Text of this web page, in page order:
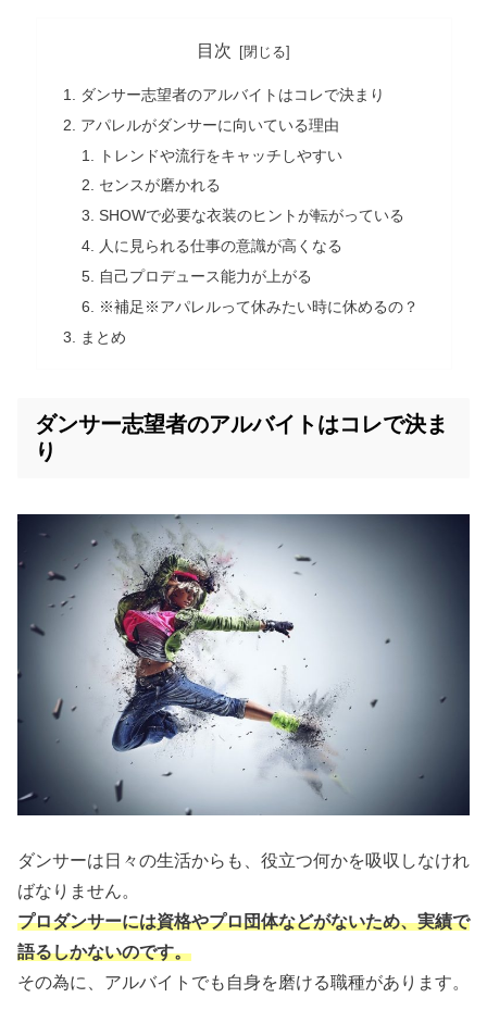
目次
ダンサー志望者のアルバイトはコレで決まり
アパレルがダンサーに向いている理由
トレンドや流行をキャッチしやすい
センスが磨かれる
SHOWで必要な衣装のヒントが転がっている
人に見られる仕事の意識が高くなる
自己プロデュース能力が上がる
※補足※アパレルって休みたい時に休めるの？
まとめ
ダンサー志望者のアルバイトはコレで決ま
り
ダンサーは日々の生活からも、役立つ何かを吸収しなけれ
ばなりません。
プロダンサーには資格やプロ団体などがないため、実績で
語るしかないのです。
その為に、アルバイトでも自身を磨ける職種があります。